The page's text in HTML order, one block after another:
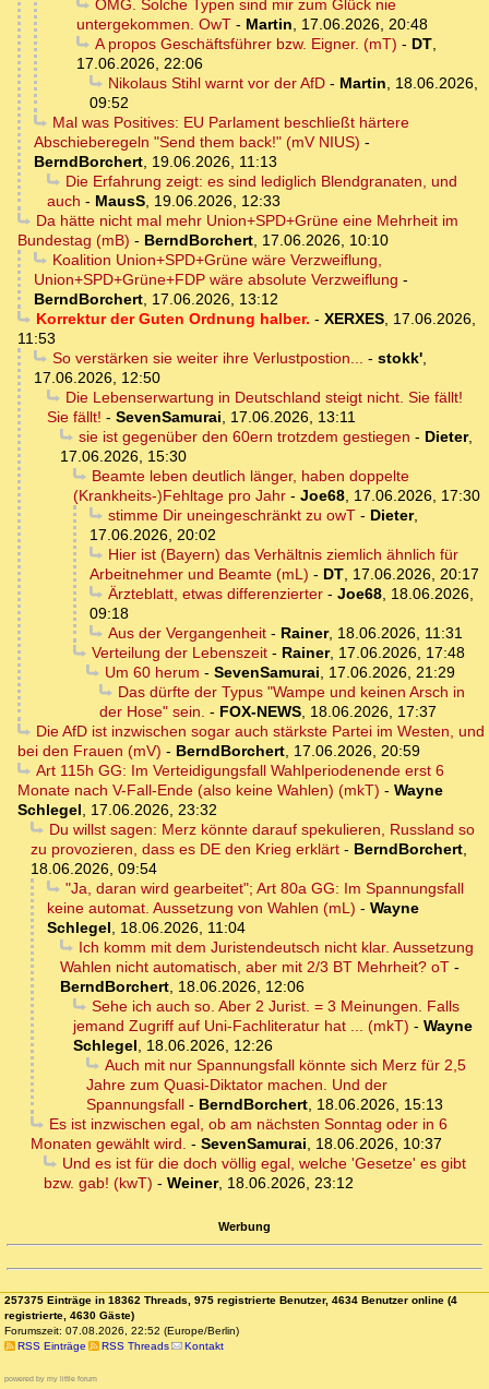
OMG. Solche Typen sind mir zum Glück nie
untergekommen. OwT - Martin, 17.06.2026, 20:48
A propos Geschäftsführer bzw. Eigner. (mT) - DT,
17.06.2026, 22:06
Nikolaus Stihl warnt vor der AfD- Martin, 18.06.2026,
09:52
Mal was Positives: EU Parlament beschließt härtere
Abschieberegeln "Send them back!" (mV NIUS) -
BerndBorchert, 19.06.2026, 11:13
Die Erfahrung zeigt: es sind lediglich Blendgranaten, und
auch - MausS, 19.06.2026, 12:33
Da hätte nicht mal mehr Union+SPD+Grüne eine Mehrheit im
Bundestag (mB) - BerndBorchert, 17.06.2026, 10:10
Koalition Union+SPD+Grüne wäre Verzweiflung,
Union+SPD+Grüne+FDP wäre absolute Verzweiflung -
BerndBorchert, 17.06.2026, 13:12
Korrektur der Guten Ordnung halber. - XERXES, 17.06.2026,
11:53
So verstärken sie weiter ihre Verlustpostion... - stokk',
17.06.2026, 12:50
Die Lebenserwartung in Deutschland steigt nicht. Sie fällt!
Sie fällt! - SevenSamurai, 17.06.2026, 13:11
sie ist gegenüber den 60ern trotzdem gestiegen - Dieter,
17.06.2026, 15:30
Beamte leben deutlich länger, haben doppelte
(Krankheits-)Fehltage pro Jahr - Joe68, 17.06.2026, 17:30
stimme Dir uneingeschränkt zu owT- Dieter,
17.06.2026, 20:02
Hier ist (Bayern) das Verhältnis ziemlich ähnlich für
Arbeitnehmer und Beamte (mL) - DT, 17.06.2026, 20:17
Ärzteblatt, etwas differenzierter- Joe68, 18.06.2026,
09:18
Aus der Vergangenheit- Rainer, 18.06.2026, 11:31
Verteilung der Lebenszeit- Rainer, 17.06.2026, 17:48
Um 60 herum - SevenSamurai, 17.06.2026, 21:29
Das dürfte der Typus "Wampe und keinen Arsch in
der Hose" sein. - FOX-NEWS, 18.06.2026, 17:37
Die AfD ist inzwischen sogar auch stärkste Partei im Westen, und
bei den Frauen (mV) - BerndBorchert, 17.06.2026, 20:59
Art 115h GG: Im Verteidigungsfall Wahlperiodenende erst 6
Monate nach V-Fall-Ende (also keine Wahlen) (mkT) - Wayne
Schlegel, 17.06.2026, 23:32
Du willst sagen: Merz könnte darauf spekulieren, Russland so
zu provozieren, dass es DE den Krieg erklärt - BerndBorchert,
18.06.2026, 09:54
"Ja, daran wird gearbeitet"; Art 80a GG: Im Spannungsfall
keine automat. Aussetzung von Wahlen (mL) - Wayne
Schlegel, 18.06.2026, 11:04
Ich komm mit dem Juristendeutsch nicht klar. Aussetzung
Wahlen nicht automatisch, aber mit 2/3 BT Mehrheit? oT -
BerndBorchert, 18.06.2026, 12:06
Sehe ich auch so. Aber 2 Jurist. = 3 Meinungen. Falls
jemand Zugriff auf Uni-Fachliteratur hat ... (mkT) - Wayne
Schlegel, 18.06.2026, 12:26
Auch mit nur Spannungsfall könnte sich Merz für 2,5
Jahre zum Quasi-Diktator machen. Und der
Spannungsfall - BerndBorchert, 18.06.2026, 15:13
Es ist inzwischen egal, ob am nächsten Sonntag oder in 6
Monaten gewählt wird. - SevenSamurai, 18.06.2026, 10:37
Und es ist für die doch völlig egal, welche 'Gesetze' es gibt
bzw. gab! (kwT) - Weiner, 18.06.2026, 23:12
Werbung
257375 Einträge in 18362 Threads, 975 registrierte Benutzer, 4634 Benutzer online (4
registrierte, 4630 Gäste)
Forumszeit: 07.08.2026, 22:52 (Europe/Berlin)
RSS Einträge
RSS Threads Kontakt
powered by my little forum